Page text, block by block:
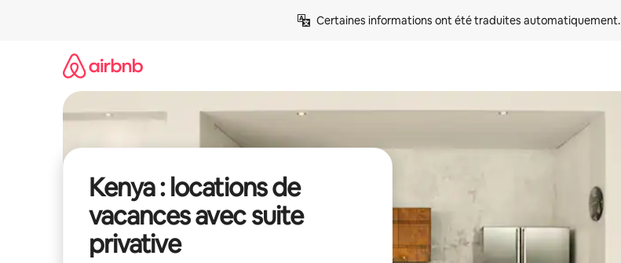
Certaines informations ont été traduites automatiquement.
Kenya : locations de
vacances avec suite
privative